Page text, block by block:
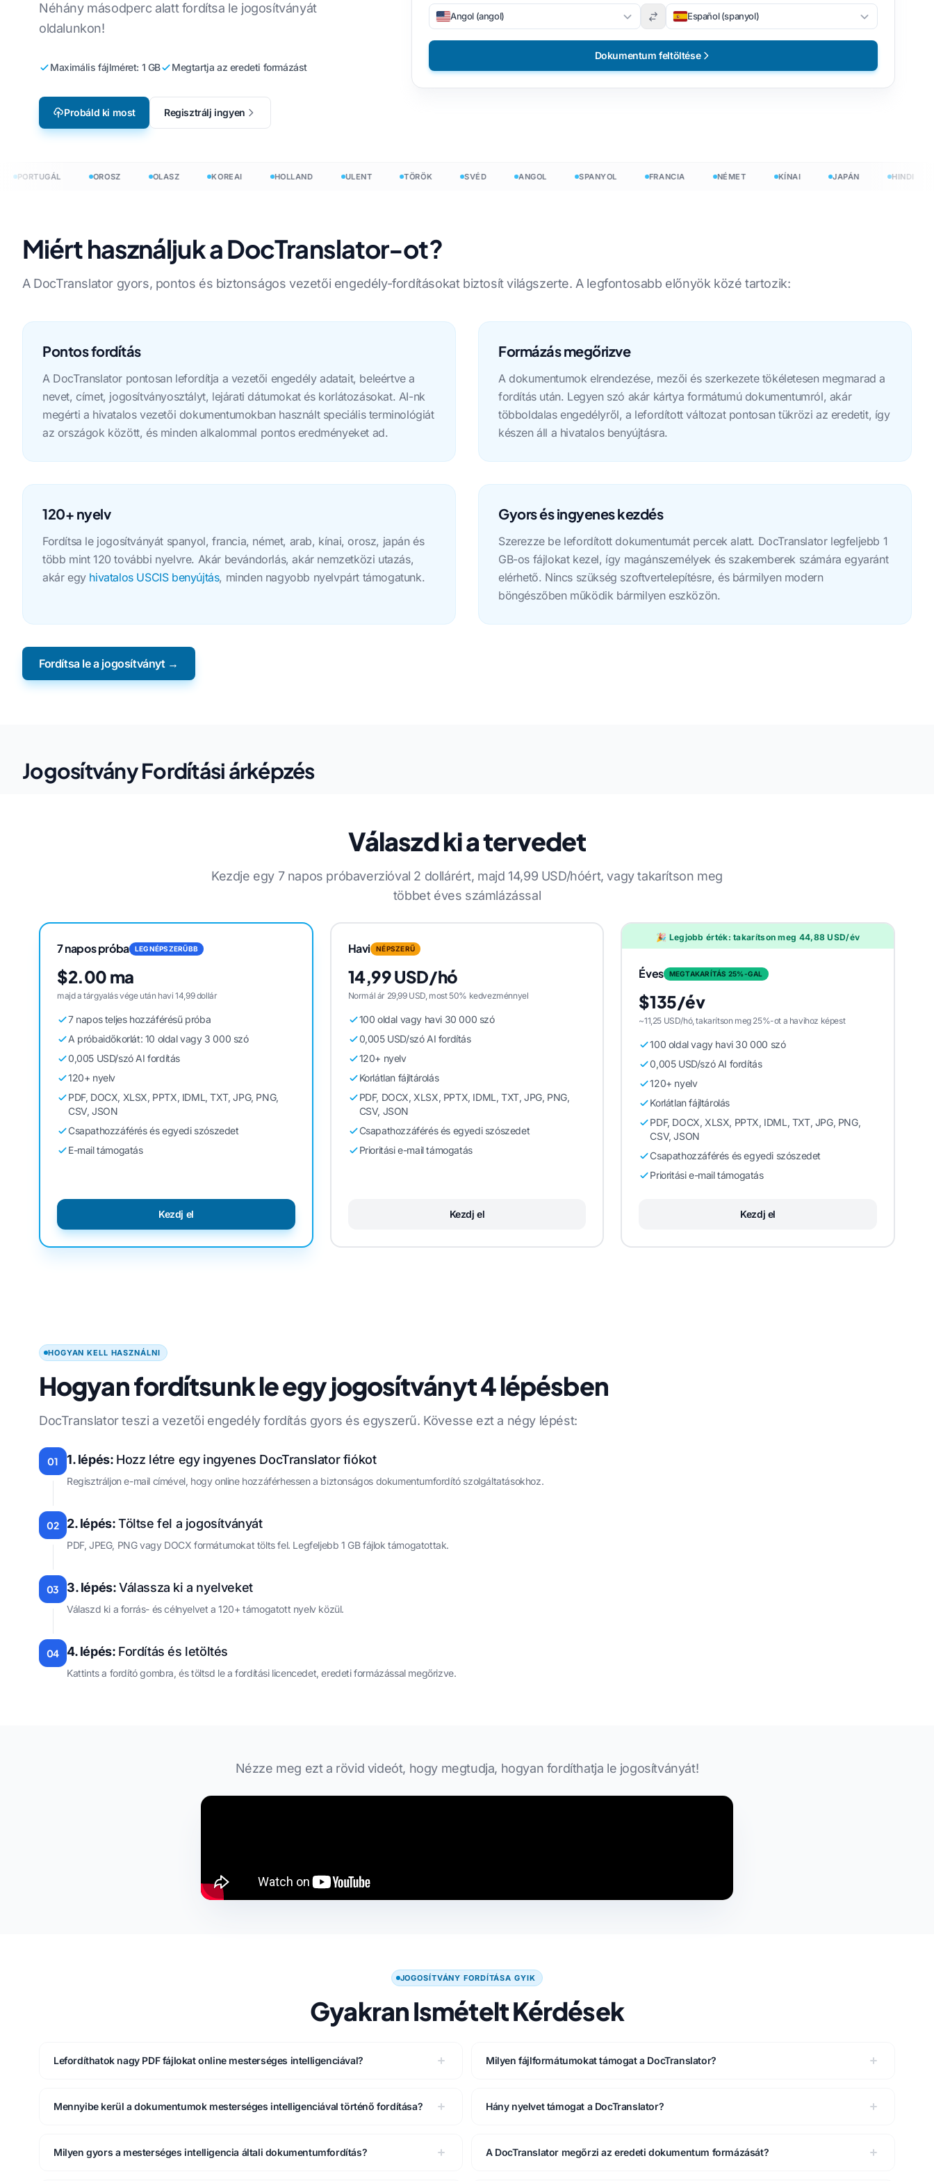
Gyártás
e-Learning
InDesign szószám
.DOCX szószámláló
PowerPoint szószám
Angolról indonézre
Angolról hindire
ír
Filippínó
Mind a 120+ nyelv →
dokumentumokat 120+ nyelven
Néhány másodperc alatt fordítsa le jogosítványát
oldalunkon!
Maximális fájlméret: 1 GB Megtartja az eredeti formázást
Probáld ki most Regisztrálj ingyen
Angol (angol) Español (spanyol)
Dokumentum feltöltése
PORTUGÁL OROSZ OLASZ KOREAI HOLLAND ULENT TÖRÖK SVÉD ANGOL SPANYOL FRANCIA NÉMET KÍNAI JAPÁN HINDI
Miért használjuk a DocTranslator-ot?
A DocTranslator gyors, pontos és biztonságos vezetői engedély-fordításokat biztosít világszerte. A legfontosabb előnyök közé tartozik:
Pontos fordítás
A DocTranslator pontosan lefordítja a vezetői engedély adatait, beleértve a
nevet, címet, jogosítványosztályt, lejárati dátumokat és korlátozásokat. AI-nk
megérti a hivatalos vezetői dokumentumokban használt speciális terminológiát
az országok között, és minden alkalommal pontos eredményeket ad.
Formázás megőrizve
A dokumentumok elrendezése, mezői és szerkezete tökéletesen megmarad a
fordítás után. Legyen szó akár kártya formátumú dokumentumról, akár
többoldalas engedélyről, a lefordított változat pontosan tükrözi az eredetit, így
készen áll a hivatalos benyújtásra.
120+ nyelv
Fordítsa le jogosítványát spanyol, francia, német, arab, kínai, orosz, japán és
több mint 120 további nyelvre. Akár bevándorlás, akár nemzetközi utazás,
akár egy hivatalos USCIS benyújtás, minden nagyobb nyelvpárt támogatunk.
Gyors és ingyenes kezdés
Szerezze be lefordított dokumentumát percek alatt. DocTranslator legfeljebb 1
GB-os fájlokat kezel, így magánszemélyek és szakemberek számára egyaránt
elérhető. Nincs szükség szoftvertelepítésre, és bármilyen modern
böngészőben működik bármilyen eszközön.
Fordítsa le a jogosítványt →
Jogosítvány Fordítási árképzés
Válaszd ki a tervedet
Kezdje egy 7 napos próbaverzióval 2 dollárért, majd 14,99 USD/hóért, vagy takarítson meg
többet éves számlázással
7 napos próba LEGNÉPSZERŰBB
$2.00 ma
majd a tárgyalás vége után havi 14,99 dollár
7 napos teljes hozzáférésű próba
A próbaidőkorlát: 10 oldal vagy 3 000 szó
0,005 USD/szó AI fordítás
120+ nyelv
PDF, DOCX, XLSX, PPTX, IDML, TXT, JPG, PNG,
CSV, JSON
Csapathozzáférés és egyedi szószedet
E-mail támogatás
Kezdj el
Havi NÉPSZERŰ
14,99 USD/hó
Normál ár 29,99 USD, most 50% kedvezménnyel
100 oldal vagy havi 30 000 szó
0,005 USD/szó AI fordítás
120+ nyelv
Korlátlan fájltárolás
PDF, DOCX, XLSX, PPTX, IDML, TXT, JPG, PNG,
CSV, JSON
Csapathozzáférés és egyedi szószedet
Prioritási e-mail támogatás
Kezdj el
🎉 Legjobb érték: takarítson meg 44,88 USD/év
Éves MEGTAKARÍTÁS 25%-GAL
$135/év
~11,25 USD/hó, takarítson meg 25%-ot a havihoz képest
100 oldal vagy havi 30 000 szó
0,005 USD/szó AI fordítás
120+ nyelv
Korlátlan fájltárolás
PDF, DOCX, XLSX, PPTX, IDML, TXT, JPG, PNG,
CSV, JSON
Csapathozzáférés és egyedi szószedet
Prioritási e-mail támogatás
Kezdj el
HOGYAN KELL HASZNÁLNI
Hogyan fordítsunk le egy jogosítványt 4 lépésben
DocTranslator teszi a vezetői engedély fordítás gyors és egyszerű. Kövesse ezt a négy lépést:
01 1. lépés: Hozz létre egy ingyenes DocTranslator fiókot
Regisztráljon e-mail címével, hogy online hozzáférhessen a biztonságos dokumentumfordító szolgáltatásokhoz.
02 2. lépés:Töltse fel a jogosítványát
PDF, JPEG, PNG vagy DOCX formátumokat tölts fel. Legfeljebb 1 GB fájlok támogatottak.
03 3. lépés:Válassza ki a nyelveket
Válaszd ki a forrás- és célnyelvet a 120+ támogatott nyelv közül.
04 4. lépés: Fordítás és letöltés
Kattints a fordító gombra, és töltsd le a fordítási licencedet, eredeti formázással megőrizve.
Nézze meg ezt a rövid videót, hogy megtudja, hogyan fordíthatja le jogosítványát!
JOGOSÍTVÁNY FORDÍTÁSA GYIK
Gyakran Ismételt Kérdések
Lefordíthatok nagy PDF fájlokat online mesterséges intelligenciával? Milyen fájlformátumokat támogat a DocTranslator?
Mennyibe kerül a dokumentumok mesterséges intelligenciával történő fordítása? Hány nyelvet támogat a DocTranslator?
Milyen gyors a mesterséges intelligencia általi dokumentumfordítás? A DocTranslator megőrzi az eredeti dokumentum formázását?